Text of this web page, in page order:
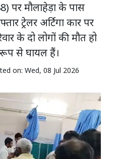
पर मौलाहेड़ा के पास
ट्रेलर अर्टिगा कार पर
के दो लोगों की मौत हो
से घायल हैं।
on: Wed, 08 Jul 2026